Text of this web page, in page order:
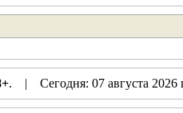
. | Сегодня: 07 августа